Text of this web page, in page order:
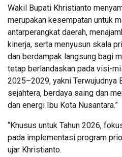
Wakil Bupati Khristianto
merupakan kesempatan untuk
antarperangkat daerah,
kinerja, serta menyusun skala
dan berdampak langsung bagi
tetap berlandaskan pada visi-
2025–2029, yakni Terwujudnya
sejahtera, berdaya saing dan
dan energi Ibu Kota Nusantara.”
“Khusus untuk Tahun 2026,
pada implementasi program
ujar Khristianto.